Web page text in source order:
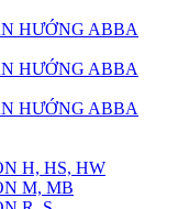
HƯỚNG ABBA
HƯỚNG ABBA
HƯỚNG ABBA
H, HS, HW
M, MB